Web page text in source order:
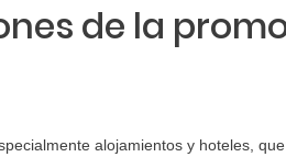
de la
alojamientos y hoteles,